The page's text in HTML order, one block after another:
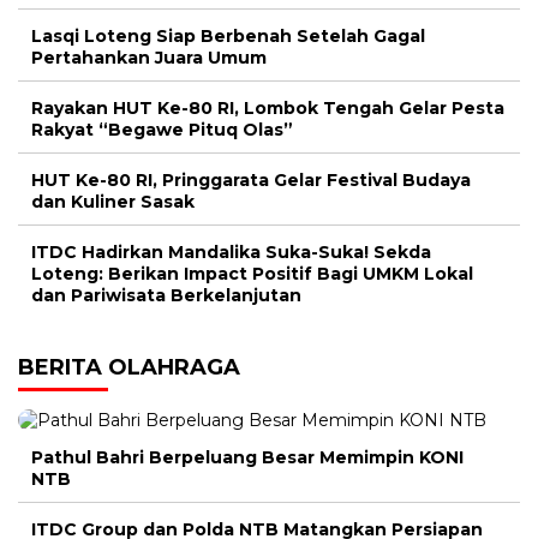
Lasqi Loteng Siap Berbenah Setelah Gagal
Pertahankan Juara Umum
Rayakan HUT Ke-80 RI, Lombok Tengah Gelar Pesta
Rakyat “Begawe Pituq Olas”
HUT Ke-80 RI, Pringgarata Gelar Festival Budaya
dan Kuliner Sasak
ITDC Hadirkan Mandalika Suka-Suka! Sekda
Loteng: Berikan Impact Positif Bagi UMKM Lokal
dan Pariwisata Berkelanjutan
BERITA OLAHRAGA
Pathul Bahri Berpeluang Besar Memimpin KONI
NTB
ITDC Group dan Polda NTB Matangkan Persiapan